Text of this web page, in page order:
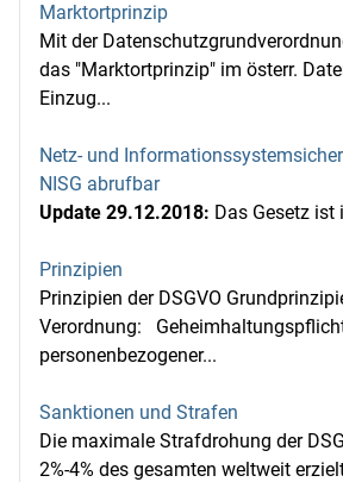
Marktortprinzip
Mit der
das "Marktortprinzip" im österr.
Einzug...
Netz- und
NISG abrufbar
Update 29.12.2018: Das Gesetz ist
Prinzipien
Prinzipien der DSGVO
Verordnung:
personenbezogener...
Sanktionen und Strafen
Die maximale Strafdrohung der
2%-4% des gesamten weltweit